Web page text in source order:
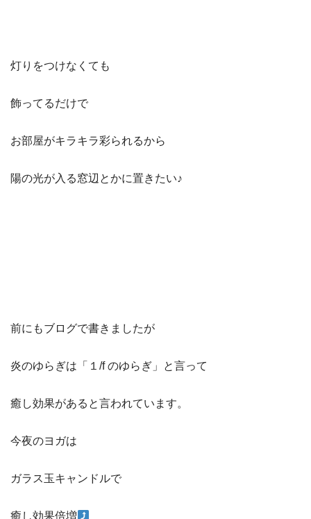
灯りをつけなくても
飾ってるだけで
お部屋がキラキラ彩られるから
陽の光が入る窓辺とかに置きたい♪
前にもブログで書きましたが
炎のゆらぎは「１/f のゆらぎ」と言って
癒し効果があると言われています。
今夜のヨガは
ガラス玉キャンドルで
癒し効果倍増